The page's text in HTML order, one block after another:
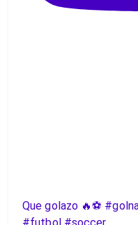
Que golazo 🔥⚽️